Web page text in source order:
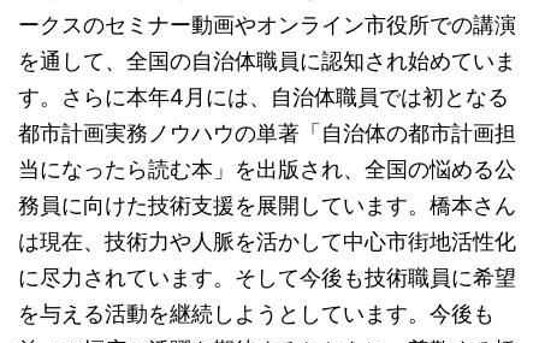
ークスのセミナー動画やオンライン市役所での講演
を通して、全国の自治体職員に認知され始めていま
す。さらに本年4月には、自治体職員では初となる
都市計画実務ノウハウの単著「自治体の都市計画担
当になったら読む本」を出版され、全国の悩める公
務員に向けた技術支援を展開しています。橋本さん
は現在、技術力や人脈を活かして中心市街地活性化
に尽力されています。そして今後も技術職員に希望
を与える活動を継続しようとしています。今後も